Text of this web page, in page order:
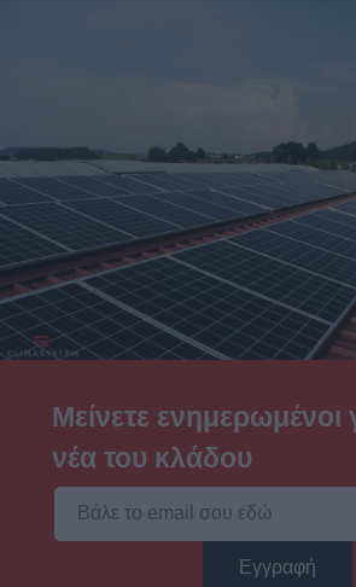
Μείνετε ενημερωμένοι
νέα του κλάδου